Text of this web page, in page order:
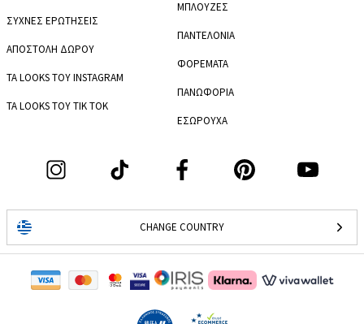
ΣΥΧΝΕΣ ΕΡΩΤΗΣΕΙΣ
ΑΠΟΣΤΟΛΗ ΔΩΡΟΥ
ΤΑ LOOKS ΤΟΥ INSTAGRAM
ΤΑ LOOKS ΤΟΥ TIK TOK
CHANGE COUNTRY
ΜΠΛΟΥΖΕΣ
ΠΑΝΤΕΛΟΝΙΑ
ΦΟΡΕΜΑΤΑ
ΠΑΝΩΦΟΡΙΑ
ΕΣΩΡΟΥΧΑ